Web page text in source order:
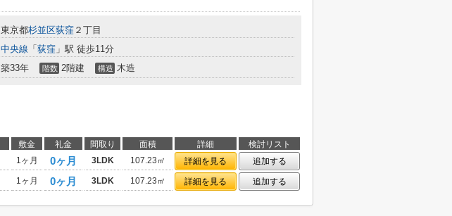
東京都杉並区荻窪 ２丁目
中央線 「 荻窪 」駅 徒歩11分
築33年 階数 2階建 構造 木造
敷金 礼金 間取り 面積 詳細
検討リスト
1ヶ月 0ヶ月 3LDK 107.23㎡ 詳細を見る
追加する
1ヶ月 0ヶ月 3LDK 107.23㎡ 詳細を見る 追加する